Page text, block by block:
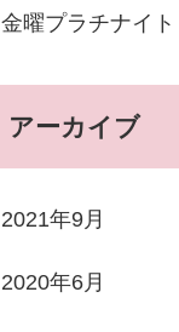
金曜プラチナイ
アーカイブ
2021年9月
2020年6月